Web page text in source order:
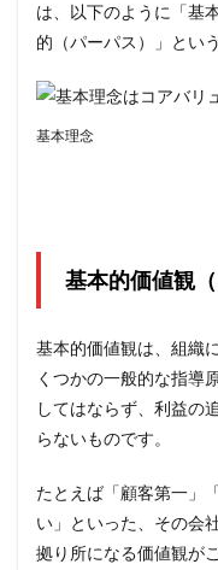
ン・
ビジ
ョ
バリ
の違
リー
カン
基本
理念
は何
が違
うの
4
基本理
念と利
は、以下のように「基
的（パーパス）」とい
基本理念
基本的価値観
基本的価値観は、組織
くつかの一般的な指導
してはならず、利益の
らないものです。
たとえば「顧客第一」
い」といった、その会
拠り所になる価値観が